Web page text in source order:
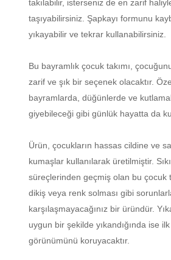
takılabilir, isterseniz de en zarif
taşıyabilirsiniz. Şapkayı formunu
yıkayabilir ve tekrar kullanabilirsiniz.
Bu bayramlık çocuk takımı,
zarif ve şık bir seçenek olacaktır.
bayramlarda, düğünlerde ve
giyebileceği gibi günlük hayatta da
Ürün, çocukların hassas cildine ve
kumaşlar kullanılarak üretilmiştir.
süreçlerinden geçmiş olan bu çocuk
dikiş veya renk solması gibi
karşılaşmayacağınız bir üründür.
uygun bir şekilde yıkandığında ise
görünümünü koruyacaktır.